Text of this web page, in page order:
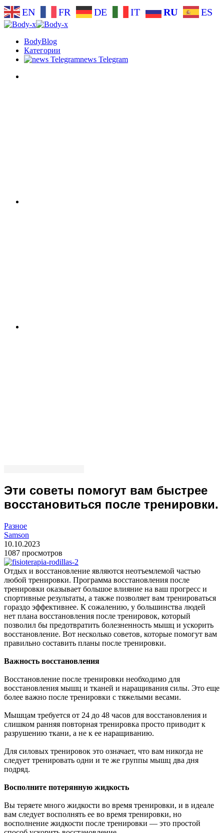
EN FR DE IT RU ES
BodyBlog
Категории
news Telegram
Эти советы помогут вам быстрее
восстановиться после тренировки.
Разное
Samson
10.10.2023
1087 просмотров
Отдых и восстановление являются неотъемлемой частью
любой тренировки. Программа восстановления после
тренировки оказывает большое влияние на ваш прогресс и
спортивные результаты, а также позволяет вам тренироваться
гораздо эффективнее. К сожалению, у большинства людей
нет плана восстановления после тренировок, который
позволил бы предотвратить болезненность мышц и ускорить
восстановление. Вот несколько советов, которые помогут вам
правильно составить планы после тренировки.
Важность восстановления
Восстановление после тренировки необходимо для
восстановления мышц и тканей и наращивания силы. Это еще
более важно после тренировки с тяжелыми весами.
Мышцам требуется от 24 до 48 часов для восстановления и
слишком ранняя повторная тренировка просто приводит к
разрушению ткани, а не к ее наращиванию.
Для силовых тренировок это означает, что вам никогда не
следует тренировать одни и те же группы мышц два дня
подряд.
Восполните потерянную жидкость
Вы теряете много жидкости во время тренировки, и в идеале
вам следует восполнять ее во время тренировки, но
восполнение жидкости после тренировки — это простой